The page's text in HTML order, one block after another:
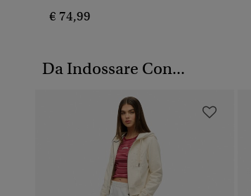
€ 74,99
Da Indossare Con...